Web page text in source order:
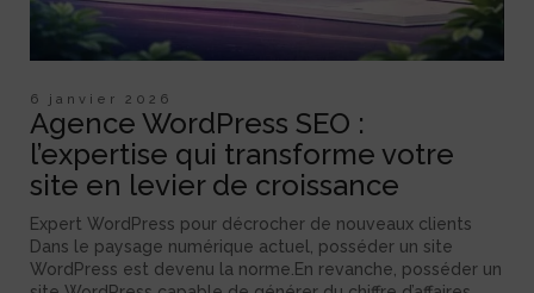
6 janvier 2026
Agence WordPress SEO :
l’expertise qui transforme votre
site en levier de croissance
Expert WordPress pour décrocher de nouveaux clients
Dans le paysage numérique actuel, posséder un site
WordPress est devenu la norme.En revanche, posséder un